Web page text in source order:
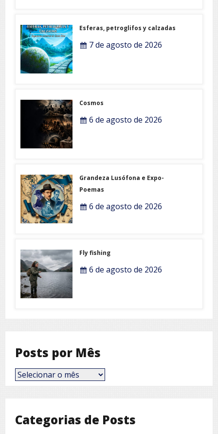
Esferas, petroglifos y calzadas
7 de agosto de 2026
Cosmos
6 de agosto de 2026
Grandeza Lusófona e Expo-
Poemas
6 de agosto de 2026
Fly fishing
6 de agosto de 2026
Posts por Mês
Posts
por
Categorias de Posts